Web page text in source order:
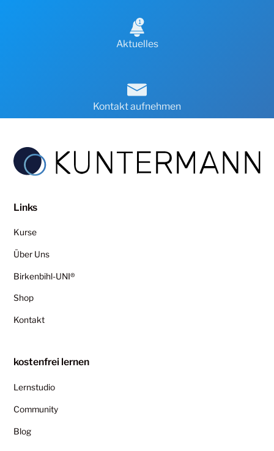
Aktuelles
Kontakt aufnehmen
Links
Kurse
Über Uns
Birkenbihl-UNI®
Shop
Kontakt
kostenfrei lernen
Lernstudio
Community
Blog